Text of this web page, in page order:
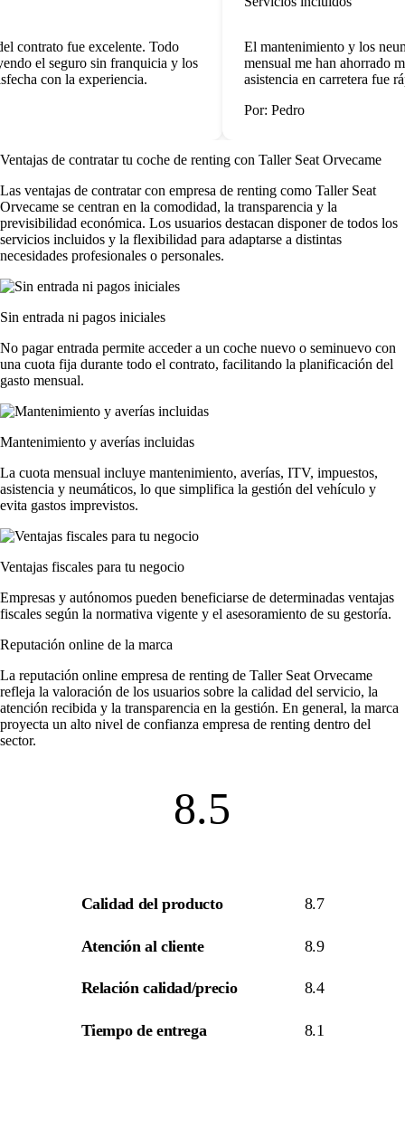
contrato fue excelente. Todo
el seguro sin franquicia y los
con la experiencia.
El mantenimiento y los
mensual me han ahorrado
asistencia en carretera fue
Por: Pedro
Ventajas de contratar tu coche de renting con Taller Seat Orvecame
Las ventajas de contratar con empresa de renting como Taller Seat
Orvecame se centran en la comodidad, la transparencia y la
previsibilidad económica. Los usuarios destacan disponer de todos los
servicios incluidos y la flexibilidad para adaptarse a distintas
necesidades profesionales o personales.
Sin entrada ni pagos iniciales
No pagar entrada permite acceder a un coche nuevo o seminuevo con
una cuota fija durante todo el contrato, facilitando la planificación del
gasto mensual.
Mantenimiento y averías incluidas
La cuota mensual incluye mantenimiento, averías, ITV, impuestos,
asistencia y neumáticos, lo que simplifica la gestión del vehículo y
evita gastos imprevistos.
Ventajas fiscales para tu negocio
Empresas y autónomos pueden beneficiarse de determinadas ventajas
fiscales según la normativa vigente y el asesoramiento de su gestoría.
Reputación online de la marca
La reputación online empresa de renting de Taller Seat Orvecame
refleja la valoración de los usuarios sobre la calidad del servicio, la
atención recibida y la transparencia en la gestión. En general, la marca
proyecta un alto nivel de confianza empresa de renting dentro del
sector.
8.5
Calidad del producto 8.7
Atención al cliente 8.9
Relación calidad/precio 8.4
Tiempo de entrega 8.1